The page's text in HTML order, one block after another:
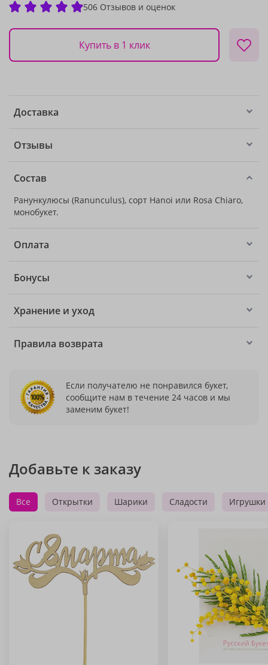
506 Отзывов и оценок
Купить в 1 клик
Доставка
Отзывы
Состав
Ранункулюсы (Ranunculus), сорт Hanoi или Rosa Chiaro,
монобукет.
Оплата
Бонусы
Хранение и уход
Правила возврата
Если получателю не понравился букет,
сообщите нам в течение 24 часов и мы
заменим букет!
Добавьте к заказу
Все Открытки Шарики Сладости Игрушки